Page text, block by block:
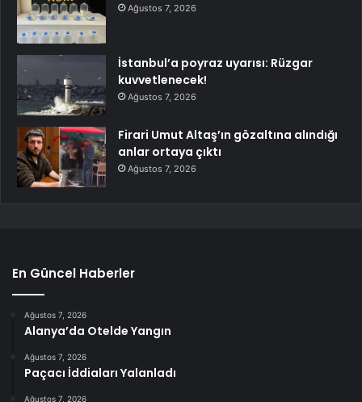
Ağustos 7, 2026
İstanbul’a poyraz uyarısı: Rüzgar
kuvvetlenecek!
Ağustos 7, 2026
Firari Umut Altaş’ın gözaltına alındığı
anlar ortaya çıktı
Ağustos 7, 2026
En Güncel Haberler
Ağustos 7, 2026
Alanya’da Otelde Yangın
Ağustos 7, 2026
Paçacı İddiaları Yalanladı
Ağustos 7, 2026